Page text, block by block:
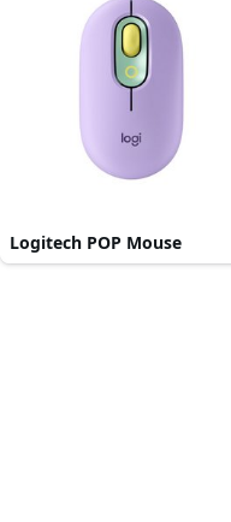
Logitech POP Mouse